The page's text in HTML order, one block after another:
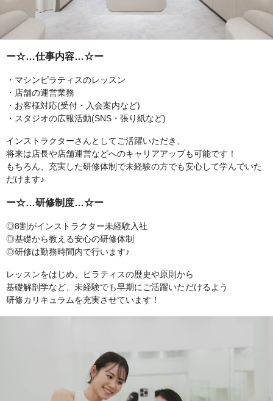
ー☆…仕事内容…☆ー
・マシンピラティスのレッスン
・店舗の運営業務
・お客様対応(受付・入会案内など)
・スタジオの広報活動(SNS・張り紙など)
インストラクターさんとしてご活躍いただき、
将来は店長や店舗運営などへのキャリアアップも可能です！
もちろん、充実した研修体制で未経験の方でも安心して学んでいた
だけます♪
ー☆…研修制度…☆ー
◎8割がインストラクター未経験入社
◎基礎から教える安心の研修体制
◎研修は勤務時間内で行います♪
レッスンをはじめ、ピラティスの歴史や原則から
基礎解剖学など、未経験でも早期にご活躍いただけるよう
研修カリキュラムを充実させています！